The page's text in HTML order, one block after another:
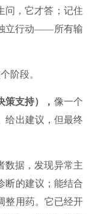
，它才答；记住
立行动——所有输
阶段。
支持） ， 像一个
给出建议，但最终
数据，发现异常主
断的建议；能结合
整用药。它已经开